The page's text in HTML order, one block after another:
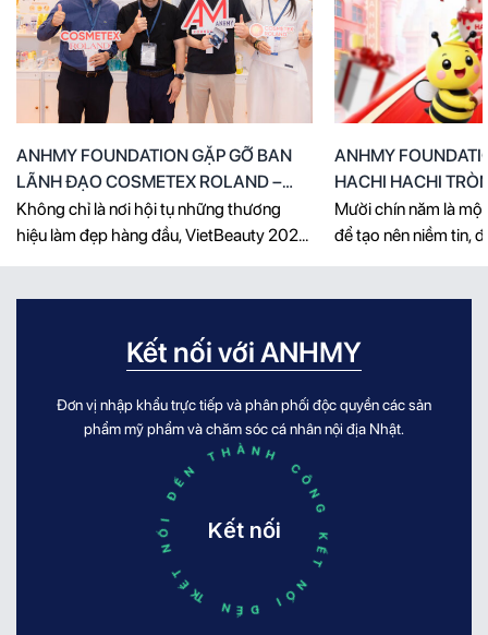
ANHMY FOUNDATION GẶP GỠ BAN
LÃNH ĐẠO COSMETEX ROLAND –
HÀNH TRÌNH HIỂU CÂU CHUYỆN
THƯƠNG HIỆU, MANG SẢN PHẨM
Không chỉ là nơi hội tụ những thương
hiệu làm đẹp hàng đầu, VietBeauty 2026
còn trở thành cầu nối để những cuộc gặp
đón tiếp và làm việc trực tiếp cùng ông
Tomotake Matsuda – Executive Vice
ANHMY
HACHI HACHI
Mười chín năm là
để tạo nên niềm tin,
giá trị và đủ đẹp để
AnhMy Foundation
trọng gửi lời chúc [...]
Kết nối với ANHMY
Đơn vị nhập khẩu trực tiếp và phân phối độc quyền các sản
phẩm mỹ phẩm và chăm sóc cá nhân nội địa Nhật.
KẾT NỐI ĐẾN THÀNH CÔNG KẾT NỐI ĐẾN THÀNH CÔNG
Kết nối